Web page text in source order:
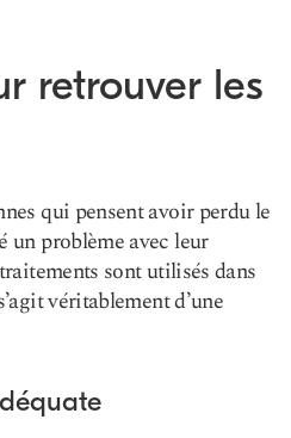
retrouver les
qui pensent avoir perdu le
un problème avec leur
sont utilisés dans
véritablement d’une